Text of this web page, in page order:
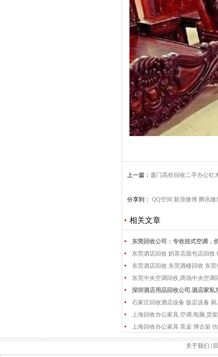
上一篇： 厦门高价回收二手办公红
分享到： QQ空间 新浪微博 腾讯微
相关文章
东莞回收公司：专收挂式空调，
东莞酒店回收 奶茶店面包店回收
东莞酒店回收 东莞酒楼回收 东
东莞中央空调回收,商场中央空调
深圳酒店用品回收公司.酒店家私
石家庄回收酒店设备 饭店设备 厨
上海回收办公家具,空调,电脑,货
上海回收办公家具 茶桌 博古架
关于我们 |